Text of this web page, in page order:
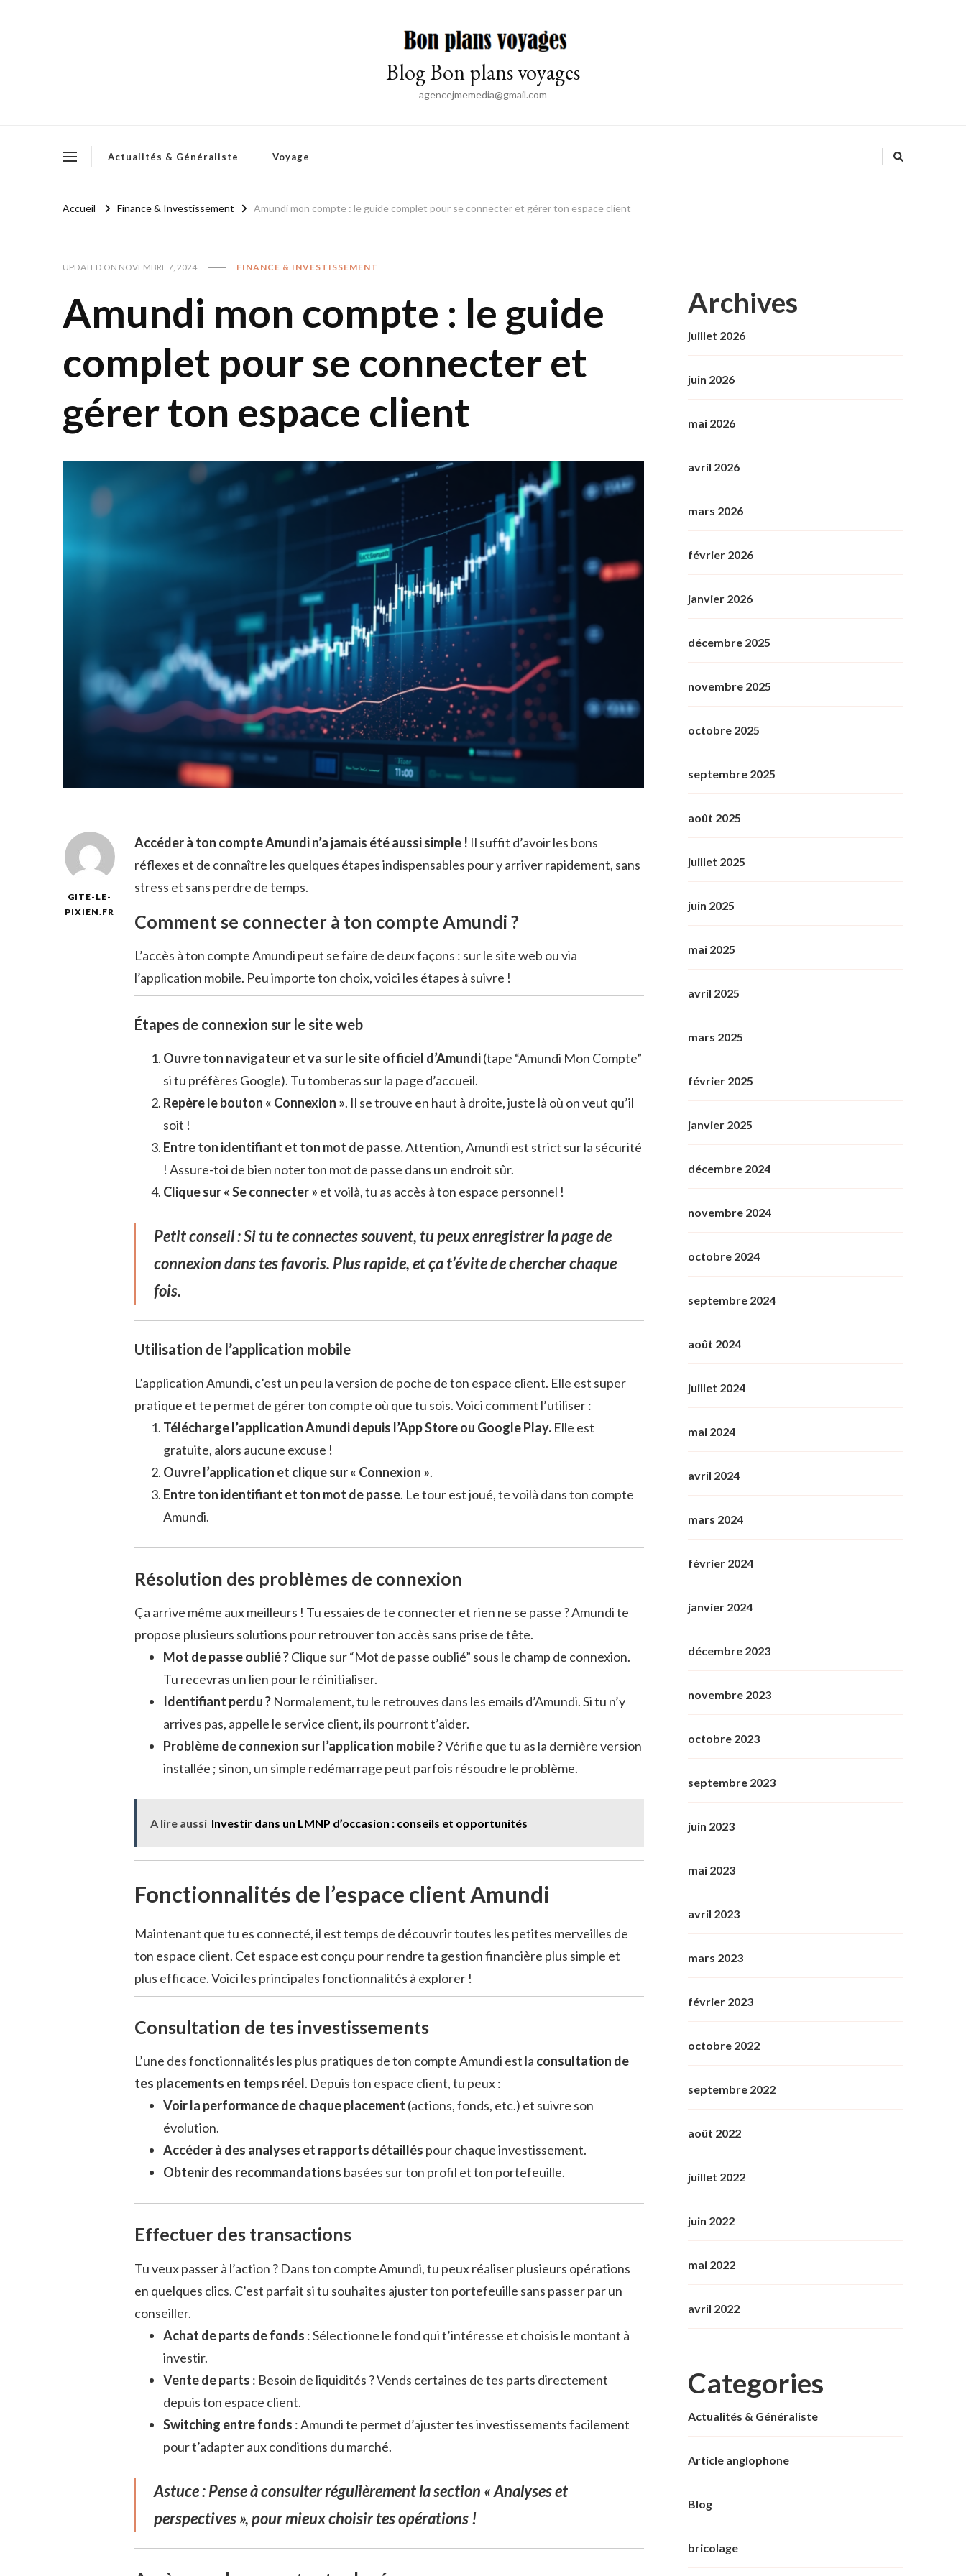
Blog Bon plans voyages
agencejmemedia@gmail.com
Actualités & Généraliste Voyage
Accueil Finance & Investissement Amundi mon compte : le guide complet pour se connecter et gérer ton espace client
UPDATED ON NOVEMBRE 7, 2024 FINANCE & INVESTISSEMENT
Amundi mon compte : le guide
complet pour se connecter et
gérer ton espace client
GITE-LE-
PIXIEN.FR
Accéder à ton compte Amundi n’a jamais été aussi simple ! Il suffit d’avoir les bons
réflexes et de connaître les quelques étapes indispensables pour y arriver rapidement, sans
stress et sans perdre de temps.
Comment se connecter à ton compte Amundi ?
L’accès à ton compte Amundi peut se faire de deux façons : sur le site web ou via
l’application mobile. Peu importe ton choix, voici les étapes à suivre !
Étapes de connexion sur le site web
Ouvre ton navigateur et va sur le site officiel d’Amundi(tape “Amundi Mon Compte”
si tu préfères Google). Tu tomberas sur la page d’accueil.
Repère le bouton « Connexion ». Il se trouve en haut à droite, juste là où on veut qu’il
soit !
Entre ton identifiant et ton mot de passe.Attention, Amundi est strict sur la sécurité
! Assure-toi de bien noter ton mot de passe dans un endroit sûr.
Clique sur « Se connecter » et voilà, tu as accès à ton espace personnel !
Petit conseil :Si tu te connectes souvent, tu peux enregistrer la page de
connexion dans tes favoris. Plus rapide, et ça t’évite de chercher chaque
fois.
Utilisation de l’application mobile
L’application Amundi, c’est un peu la version de poche de ton espace client. Elle est super
pratique et te permet de gérer ton compte où que tu sois. Voici comment l’utiliser :
Télécharge l’application Amundi depuis l’App Store ou Google Play. Elle est
gratuite, alors aucune excuse !
Ouvre l’application et clique sur « Connexion ».
Entre ton identifiant et ton mot de passe. Le tour est joué, te voilà dans ton compte
Amundi.
Résolution des problèmes de connexion
Ça arrive même aux meilleurs ! Tu essaies de te connecter et rien ne se passe ? Amundi te
propose plusieurs solutions pour retrouver ton accès sans prise de tête.
Mot de passe oublié ?Clique sur “Mot de passe oublié” sous le champ de connexion.
Tu recevras un lien pour le réinitialiser.
Identifiant perdu ? Normalement, tu le retrouves dans les emails d’Amundi. Si tu n’y
arrives pas, appelle le service client, ils pourront t’aider.
Problème de connexion sur l’application mobile ?Vérifie que tu as la dernière version
installée ; sinon, un simple redémarrage peut parfois résoudre le problème.
A lire aussi Investir dans un LMNP d’occasion : conseils et opportunités
Fonctionnalités de l’espace client Amundi
Maintenant que tu es connecté, il est temps de découvrir toutes les petites merveilles de
ton espace client. Cet espace est conçu pour rendre ta gestion financière plus simple et
plus efficace. Voici les principales fonctionnalités à explorer !
Consultation de tes investissements
L’une des fonctionnalités les plus pratiques de ton compte Amundi est la consultation de
tes placements en temps réel. Depuis ton espace client, tu peux :
Voir la performance de chaque placement (actions, fonds, etc.) et suivre son
évolution.
Accéder à des analyses et rapports détaillés pour chaque investissement.
Obtenir des recommandations basées sur ton profil et ton portefeuille.
Effectuer des transactions
Tu veux passer à l’action ? Dans ton compte Amundi, tu peux réaliser plusieurs opérations
en quelques clics. C’est parfait si tu souhaites ajuster ton portefeuille sans passer par un
conseiller.
Achat de parts de fonds : Sélectionne le fond qui t’intéresse et choisis le montant à
investir.
Vente de parts : Besoin de liquidités ? Vends certaines de tes parts directement
depuis ton espace client.
Switching entre fonds : Amundi te permet d’ajuster tes investissements facilement
pour t’adapter aux conditions du marché.
Astuce :Pense à consulter régulièrement la section « Analyses et
perspectives », pour mieux choisir tes opérations !
Archives
juillet 2026
juin 2026
mai 2026
avril 2026
mars 2026
février 2026
janvier 2026
décembre 2025
novembre 2025
octobre 2025
septembre 2025
août 2025
juillet 2025
juin 2025
mai 2025
avril 2025
mars 2025
février 2025
janvier 2025
décembre 2024
novembre 2024
octobre 2024
septembre 2024
août 2024
juillet 2024
mai 2024
avril 2024
mars 2024
février 2024
janvier 2024
décembre 2023
novembre 2023
octobre 2023
septembre 2023
juin 2023
mai 2023
avril 2023
mars 2023
février 2023
octobre 2022
septembre 2022
août 2022
juillet 2022
juin 2022
mai 2022
avril 2022
Categories
Actualités & Généraliste
Article anglophone
Blog
bricolage